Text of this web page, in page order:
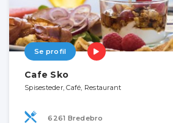
Se profil
Cafe Sko
Spisesteder, Café, Restaurant
6261 Bredebro